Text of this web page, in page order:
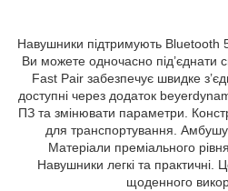
Навушники підтримують Bluetooth
Ви можете одночасно під’єднати
Fast Pair забезпечує швидке
доступні через додаток
ПЗ та змінювати параметри.
для транспортування.
Матеріали преміального
Навушники легкі та практичні.
щоденного